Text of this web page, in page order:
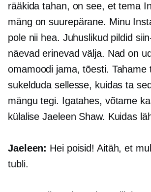
rääkida tahan, on see, et tema
mäng on suurepärane. Minu
pole nii hea. Juhuslikud pildid
näevad erinevad välja. Nad on
omamoodi jama, tõesti. Tahame
sukelduda sellesse, kuidas ta
mängu tegi. Igatahes, võtame
külalise Jaeleen Shaw. Kuidas
Jaeleen: Hei poisid! Aitäh, et
tubli.